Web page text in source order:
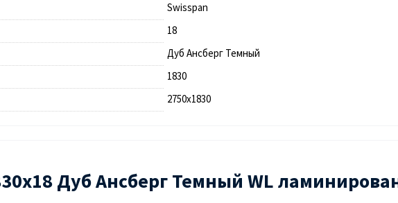
Swisspan
18
Дуб Ансберг Темный
1830
2750х1830
Дуб Ансберг Темный WL